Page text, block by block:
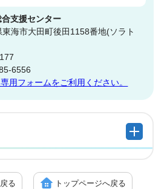
支援センター
海市大田町後田1158番地(ソラト
6556
用フォームをご利用ください。
る トップページへ戻る